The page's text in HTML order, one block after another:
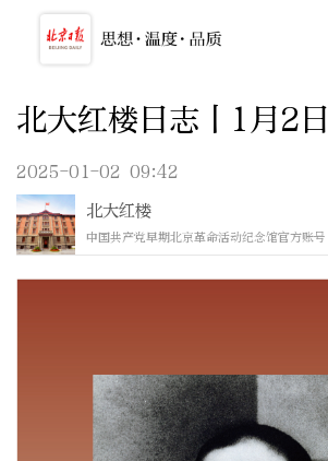
北大红楼日志丨1月2日
2025-01-02 09:42
北大红楼
中国共产党早期北京革命活动纪念馆官方账号